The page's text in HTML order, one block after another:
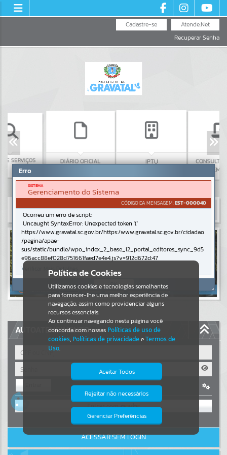
Atende.Net
Cadastre-se
Recuperar Senha
DIÁRIO OFICIAL IPTU
CONSULTA
Resultados para
Portais
Por favor, aguarde...
NOTÍCIAS
Por favor, aguarde...
Por favor, aguarde...
Por favor, aguarde...
AUTOATENDIMENTO
OU
Cadastre-se|Recuperar Senha
ACESSAR SEM LOGIN
Política de Cookies
Utilizamos cookies e tecnologias semelhantes
para fornecer-lhe uma melhor experiência de
navegação, assim como providenciar alguns
recursos essenciais.
Ao continuar navegando nesta página você
concorda com nossas Políticas de uso de
cookies, Políticas de privacidadeeTermos de
Uso.
Aceitar Todos
Rejeitar não necessários
Gerenciar Preferências
Isto significa que diversos recursos
providenciados poderão não estar
Erro
SISTEMA
Gerenciamento do Sistema
CÓDIGO DA MENSAGEM:EST-000040
Ocorreu um erro de script:
Uncaught SyntaxError: Unexpected token '('
https://www.gravatal.sc.gov.br/https:/www.gravatal.sc.gov.br/cidadao
/pagina/apae-
sus/static/bundle/wpo_index_2_base_l2_portal_editores_sync_9d5
e96acc88ef028d751661faed7e4e4.js?v=912d672d:47
Verificar Mais Detalhes
OK